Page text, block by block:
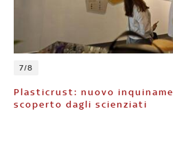
7/8
Plasticrust: nuovo inquinamento da plastica
scoperto dagli scienziati